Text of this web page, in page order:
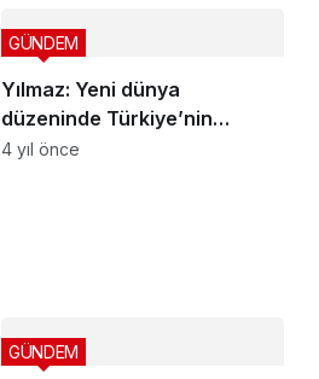
Yılmaz: Yeni dünya
düzeninde Türkiye’nin
liderliği başlıyor
GÜNDEM
4 yıl önce
GÜNDEM